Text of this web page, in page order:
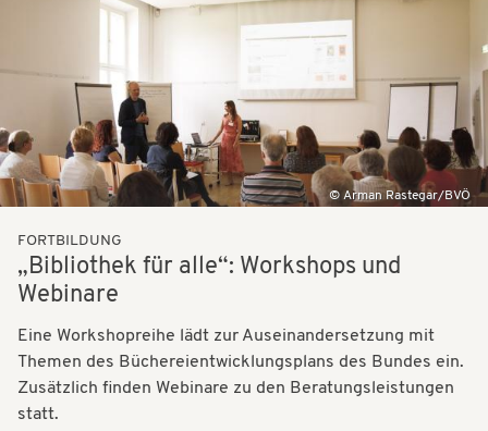
Arman Rastegar/BVÖ
FORTBILDUNG
„Bibliothek für alle“: Workshops und
Webinare
Eine Workshopreihe lädt zur Auseinandersetzung mit
Themen des Büchereientwicklungsplans des Bundes ein.
Zusätzlich finden Webinare zu den Beratungsleistungen
statt.